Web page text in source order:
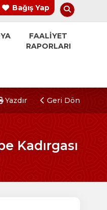
Bağış Yap
FAALİYET
RAPORLARI
Yazdır Geri Dön
Kadırgası